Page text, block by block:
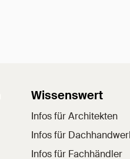
Wissenswert
Infos für Architekten
Infos für
Infos für Fachhändler